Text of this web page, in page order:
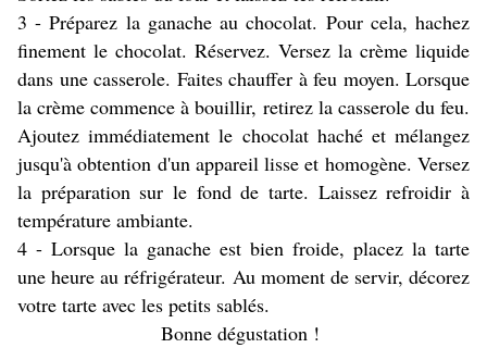
3 - Préparez la ganache au chocolat. Pour cela, hachez
finement le chocolat. Réservez. Versez la crème liquide
dans une casserole. Faites chauffer à feu moyen. Lorsque
la crème commence à bouillir, retirez la casserole du feu.
Ajoutez immédiatement le chocolat haché et mélangez
jusqu'à obtention d'un appareil lisse et homogène. Versez
la préparation sur le fond de tarte. Laissez refroidir à
température ambiante.
4 - Lorsque la ganache est bien froide, placez la tarte
une heure au réfrigérateur. Au moment de servir, décorez
votre tarte avec les petits sablés.
Bonne dégustation !